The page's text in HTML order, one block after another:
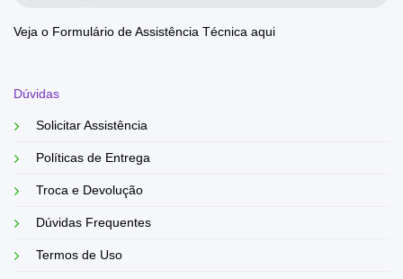
Veja o Formulário de Assistência Técnica aqui
Dúvidas
Solicitar Assistência
Políticas de Entrega
Troca e Devolução
Dúvidas Frequentes
Termos de Uso